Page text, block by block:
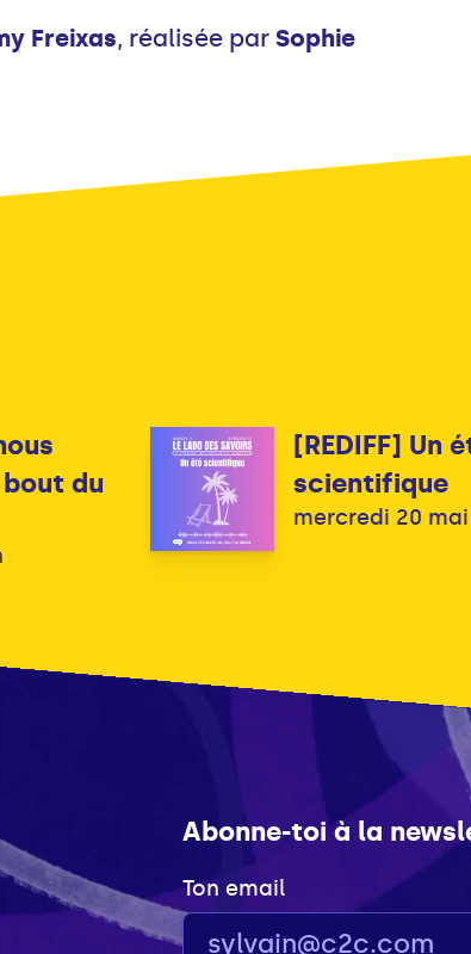
Freixas, réalisée par Sophie
du
[REDIFF] Un
scientifique
mercredi 20 mai
Abonne-toi à la
Ton email